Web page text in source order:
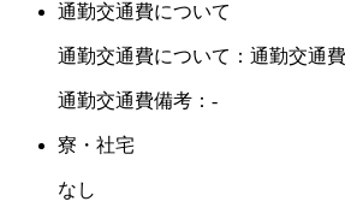
通勤交通費について
通勤交通費について：通勤交通
通勤交通費備考：-
寮・社宅
なし